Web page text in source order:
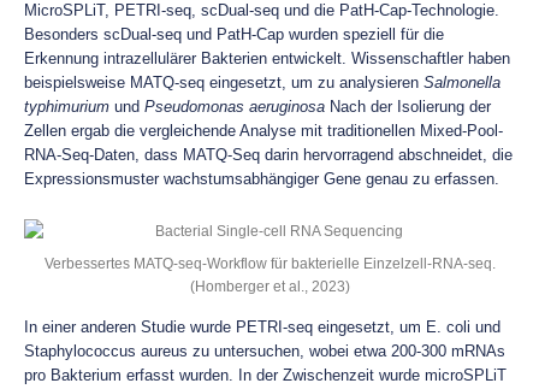
MicroSPLiT, PETRI-seq, scDual-seq und die PatH-Cap-Technologie.
Besonders scDual-seq und PatH-Cap wurden speziell für die
Erkennung intrazellulärer Bakterien entwickelt. Wissenschaftler haben
beispielsweise MATQ-seq eingesetzt, um zu analysieren Salmonella
typhimurium und Pseudomonas aeruginosa Nach der Isolierung der
Zellen ergab die vergleichende Analyse mit traditionellen Mixed-Pool-
RNA-Seq-Daten, dass MATQ-Seq darin hervorragend abschneidet, die
Expressionsmuster wachstumsabhängiger Gene genau zu erfassen.
Verbessertes MATQ-seq-Workflow für bakterielle Einzelzell-RNA-seq.
(Homberger et al., 2023)
In einer anderen Studie wurde PETRI-seq eingesetzt, um E. coli und
Staphylococcus aureus zu untersuchen, wobei etwa 200-300 mRNAs
pro Bakterium erfasst wurden. In der Zwischenzeit wurde microSPLiT